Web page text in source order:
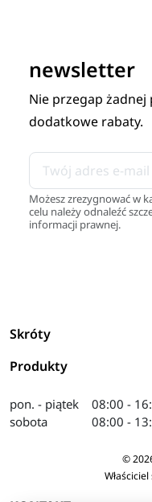
newsletter
Nie przegap
dodatkowe rabaty.
Możesz zrezygnować w
celu należy odnaleźć
informacji prawnej.
Skróty
Produkty
pon. - piątek
sobota
08:00 -
08:00 -
©